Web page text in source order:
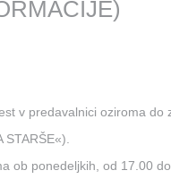
v predavalnici oziroma
ob ponedeljkih, od 17.00 do